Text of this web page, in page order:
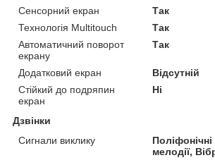
Сенсорний екран
Так
Технологія Multitouch
Так
Автоматичний поворот
екрану
Так
Додатковий екран
Відсутній
Стійкий до подряпин
екран
Ні
Дзвінки
Сигнали виклику
мелодії,